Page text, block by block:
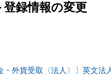
登録情報の変更
・外貨受取〈法人〉〕英文